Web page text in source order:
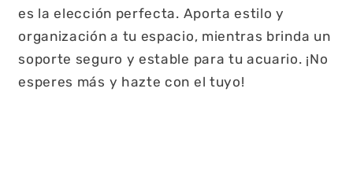
es la elección perfecta. Aporta estilo y
organización a tu espacio, mientras brinda un
soporte seguro y estable para tu acuario. ¡No
esperes más y hazte con el tuyo!